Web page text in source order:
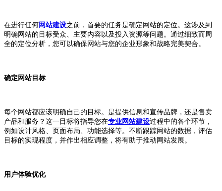
在进行任何网站建设之前，首要的任务是确定网站的定位。这涉及到
明确网站的目标受众、主要内容以及投入资源等问题。通过细致而周
全的定位分析，您可以确保网站与您的企业形象和战略完美契合。
确定网站目标
每个网站都应该明确自己的目标。是提供信息和宣传品牌，还是售卖
产品和服务？这一目标将指导您在专业网站建设过程中的各个环节，
例如设计风格、页面布局、功能选择等。不断跟踪网站的数据，评估
目标的实现程度，并作出相应调整，将有助于推动网站发展。
用户体验优化